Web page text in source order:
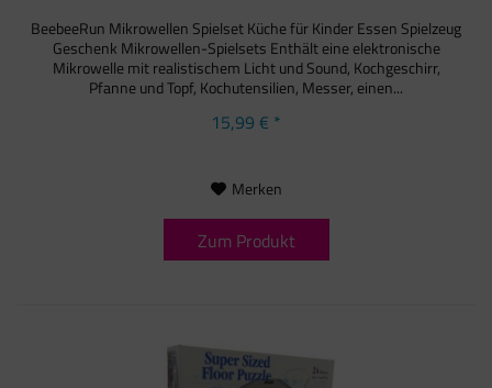
BeebeeRun Mikrowellen Spielset Küche für Kinder Essen Spielzeug
Geschenk Mikrowellen-Spielsets Enthält eine elektronische
Mikrowelle mit realistischem Licht und Sound, Kochgeschirr,
Pfanne und Topf, Kochutensilien, Messer, einen...
15,99 € *
Merken
Zum Produkt